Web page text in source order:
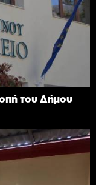
του Δήμου